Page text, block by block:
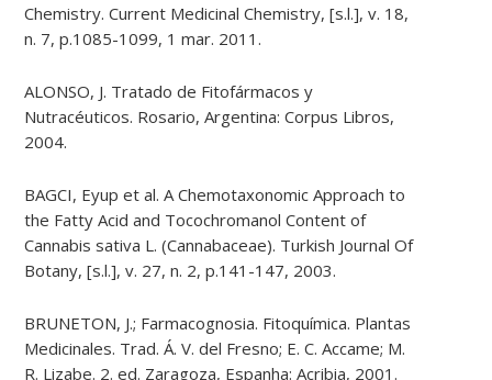
Chemistry. Current Medicinal Chemistry, [s.l.], v. 18,
n. 7, p.1085-1099, 1 mar. 2011.
ALONSO, J. Tratado de Fitofármacos y
Nutracéuticos. Rosario, Argentina: Corpus Libros,
2004.
BAGCI, Eyup et al. A Chemotaxonomic Approach to
the Fatty Acid and Tocochromanol Content of
Cannabis sativa L. (Cannabaceae). Turkish Journal Of
Botany, [s.l.], v. 27, n. 2, p.141-147, 2003.
BRUNETON, J.; Farmacognosia. Fitoquímica. Plantas
Medicinales. Trad. Á. V. del Fresno; E. C. Accame; M.
R. Lizabe. 2. ed. Zaragoza, Espanha: Acribia, 2001.